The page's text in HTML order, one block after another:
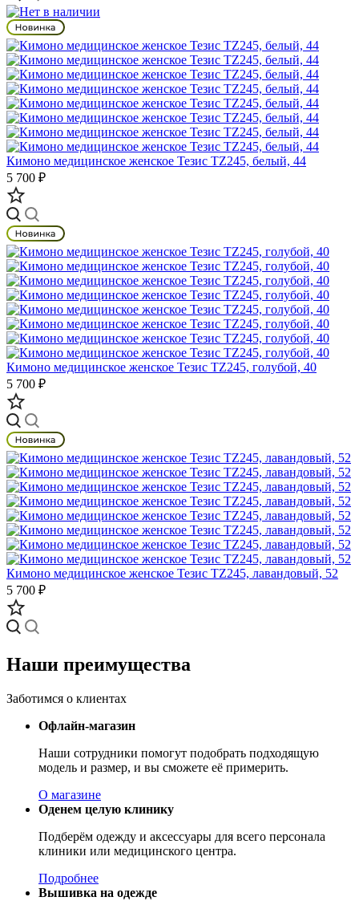
Кимоно медицинское женское Тезис TZ245, белый, 44
5 700 ₽
Кимоно медицинское женское Тезис TZ245, голубой, 40
5 700 ₽
Кимоно медицинское женское Тезис TZ245, лавандовый, 52
5 700 ₽
Наши преимущества
Заботимся о клиентах
Офлайн-магазин
Наши сотрудники помогут подобрать подходящую
модель и размер, и вы сможете её примерить.
О магазине
Оденем целую клинику
Подберём одежду и аксессуары для всего персонала
клиники или медицинского центра.
Подробнее
Вышивка на одежде